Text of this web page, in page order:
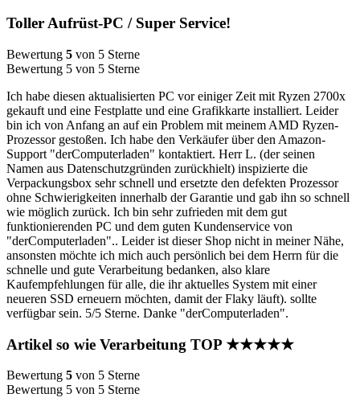
Toller Aufrüst-PC / Super Service!
Bewertung 5 von 5 Sterne
Bewertung 5 von 5 Sterne
Ich habe diesen aktualisierten PC vor einiger Zeit mit Ryzen 2700x
gekauft und eine Festplatte und eine Grafikkarte installiert. Leider
bin ich von Anfang an auf ein Problem mit meinem AMD Ryzen-
Prozessor gestoßen. Ich habe den Verkäufer über den Amazon-
Support "derComputerladen" kontaktiert. Herr L. (der seinen
Namen aus Datenschutzgründen zurückhielt) inspizierte die
Verpackungsbox sehr schnell und ersetzte den defekten Prozessor
ohne Schwierigkeiten innerhalb der Garantie und gab ihn so schnell
wie möglich zurück. Ich bin sehr zufrieden mit dem gut
funktionierenden PC und dem guten Kundenservice von
"derComputerladen".. Leider ist dieser Shop nicht in meiner Nähe,
ansonsten möchte ich mich auch persönlich bei dem Herrn für die
schnelle und gute Verarbeitung bedanken, also klare
Kaufempfehlungen für alle, die ihr aktuelles System mit einer
neueren SSD erneuern möchten, damit der Flaky läuft). sollte
verfügbar sein. 5/5 Sterne. Danke "derComputerladen".
Artikel so wie Verarbeitung TOP ★★★★★
Bewertung 5 von 5 Sterne
Bewertung 5 von 5 Sterne